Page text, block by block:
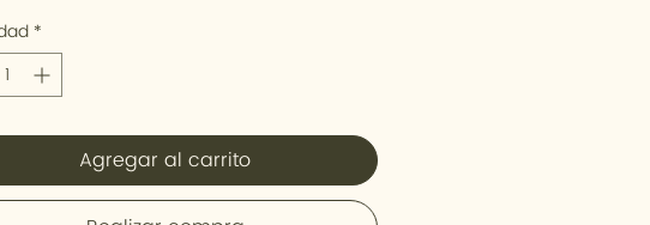
*
Agregar al carrito